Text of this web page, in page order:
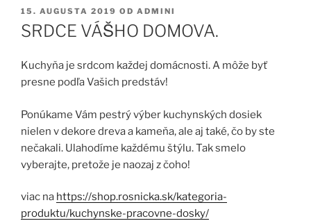
PUBLIKOVANÉ
15. AUGUSTA 2019 OD ADMINI
SRDCE VÁŠHO DOMOVA.
Kuchyňa je srdcom každej domácnosti. A môže byť
presne podľa Vašich predstáv!
Ponúkame Vám pestrý výber kuchynských dosiek
nielen v dekore dreva a kameňa, ale aj také, čo by ste
nečakali. Ulahodíme každému štýlu. Tak smelo
vyberajte, pretože je naozaj z čoho!
viac na https://shop.rosnicka.sk/kategoria-
produktu/kuchynske-pracovne-dosky/